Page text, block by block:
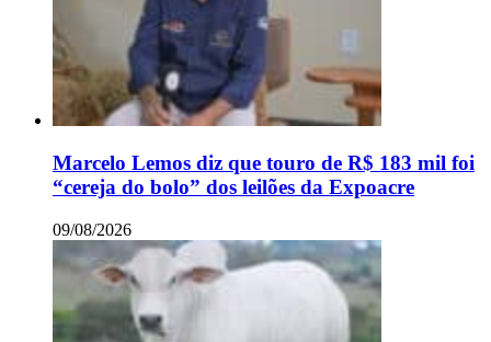
Marcelo Lemos diz que touro de R$ 183 mil foi
“cereja do bolo” dos leilões da Expoacre
09/08/2026